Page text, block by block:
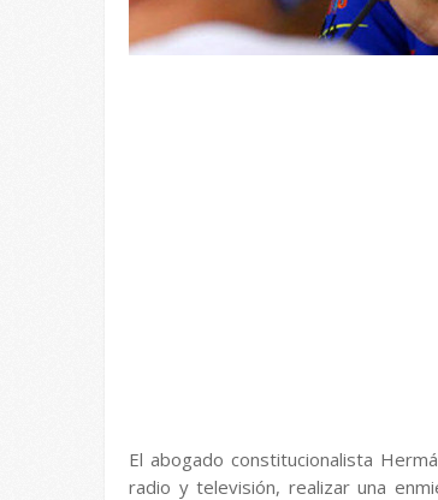
El abogado constitucionalista
radio y televisión, realizar una